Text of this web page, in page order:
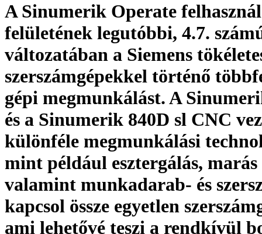
A Sinumerik Operate
felületének legutóbbi, 4.7.
változatában a Siemens
szerszámgépekkel történő
gépi megmunkálást. A
és a Sinumerik 840D sl CNC
különféle megmunkálási
mint például esztergálás, marás
valamint munkadarab- és
kapcsol össze egyetlen
ami lehetővé teszi a rendkívül